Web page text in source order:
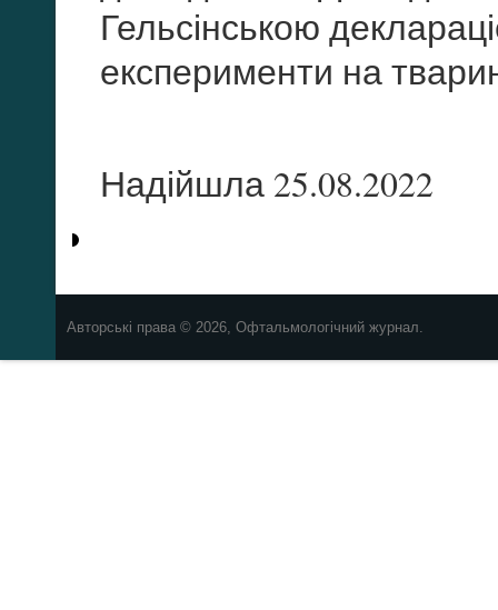
Гельсінською
експерименти на
Надійшла 25.08.2022
Авторські права © 2026, Офтальмологічний журнал.